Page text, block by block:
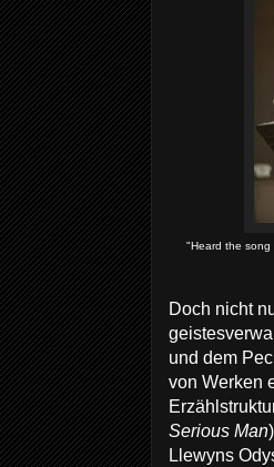
"Heard the song
Doch nicht
und dem
von Werken
Serious Man
Llewyns